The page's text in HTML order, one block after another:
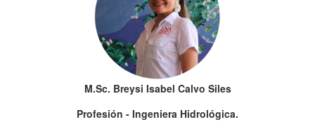
M.Sc. Breysi Isabel Calvo Siles
Profesión - Ingeniera Hidrológica.